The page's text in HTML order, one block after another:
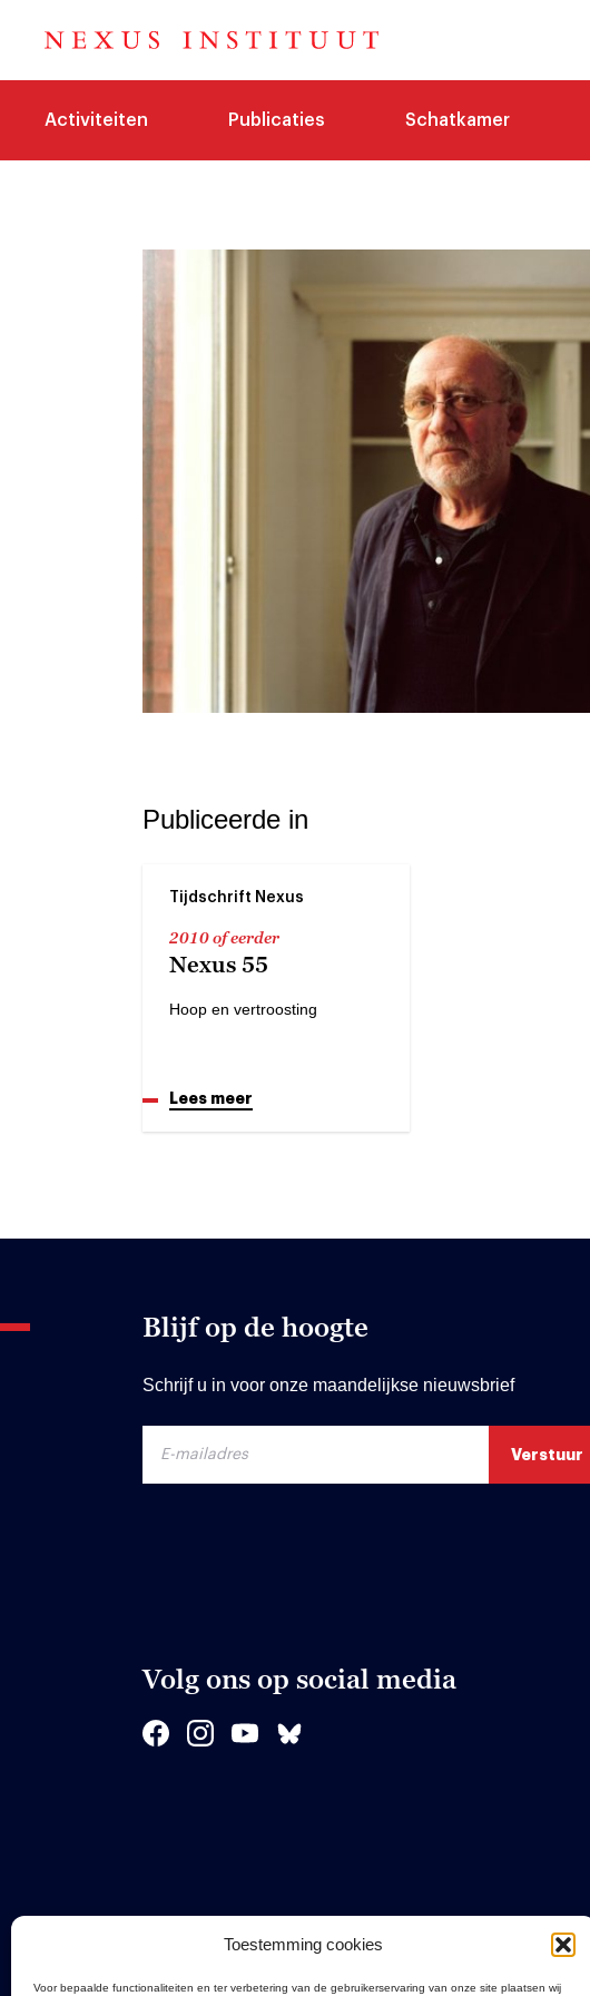
Toestemming cookies
Voor bepaalde functionaliteiten en ter verbetering van de gebruikerservaring van onze site plaatsen wij
Activiteiten Publicaties Schatkamer
Publiceerde in
Tijdschrift Nexus
2010 of eerder
Nexus 55
Hoop en vertroosting
Lees meer
Blijf op de hoogte
Schrijf u in voor onze maandelijkse nieuwsbrief
Volg ons op social media